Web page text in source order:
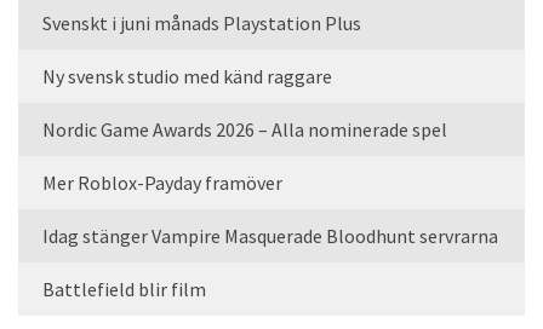
Svenskt i juni månads Playstation Plus
Ny svensk studio med känd raggare
Nordic Game Awards 2026 – Alla nominerade spel
Mer Roblox-Payday framöver
Idag stänger Vampire Masquerade Bloodhunt servrarna
Battlefield blir film